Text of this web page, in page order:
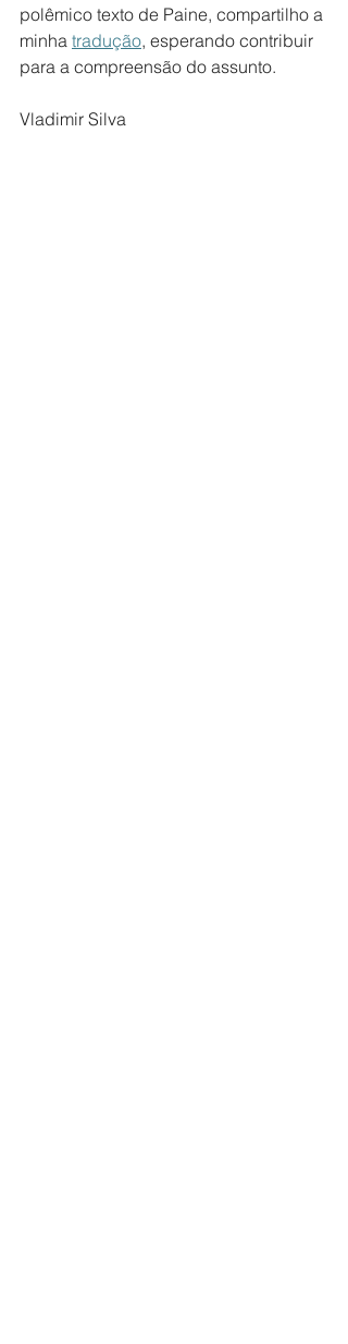
polêmico texto de Paine, compartilho a
minha tradução, esperando contribuir
para a compreensão do assunto.
Vladimir Silva